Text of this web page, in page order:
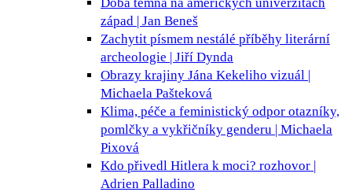
západ | Jan Beneš
Zachytit písmem nestálé příběhy literární
archeologie | Jiří Dynda
Obrazy krajiny Jána Kekeliho vizuál |
Michaela Pašteková
Klima, péče a feministický odpor otazníky,
pomlčky a vykřičníky genderu | Michaela
Pixová
Kdo přivedl Hitlera k moci? rozhovor |
Adrien Palladino